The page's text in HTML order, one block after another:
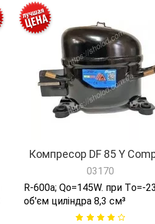
Компресор DF 85 Y
03170
R-600а; Qо=145W. при Tо=-
об'єм циліндра 8,3 см³